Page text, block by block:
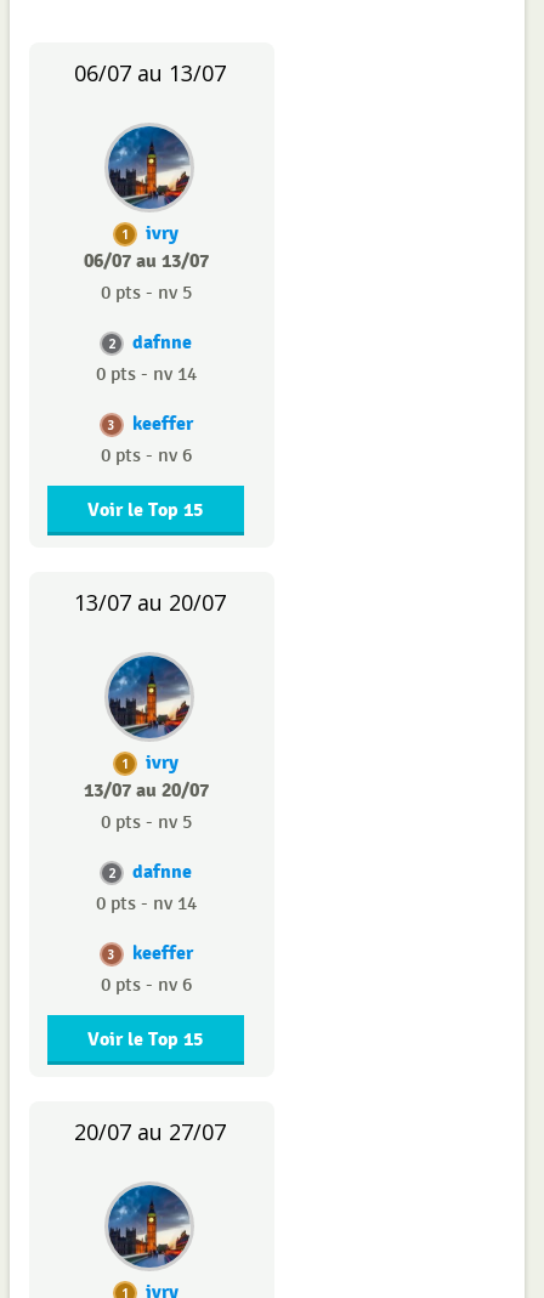
06/07 au 13/07
1
ivry
06/07 au 13/07
0 pts - nv 5
2 dafnne
0 pts - nv 14
3 keeffer
0 pts - nv 6
Voir le Top 15
13/07 au 20/07
1
ivry
13/07 au 20/07
0 pts - nv 5
2 dafnne
0 pts - nv 14
3 keeffer
0 pts - nv 6
Voir le Top 15
20/07 au 27/07
1 ivry